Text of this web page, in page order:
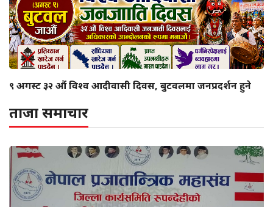
९ अगस्ट ३२ औं विश्व आदीवासी दिवस, बुटवलमा जनप्रदर्शन हुने
ताजा समाचार